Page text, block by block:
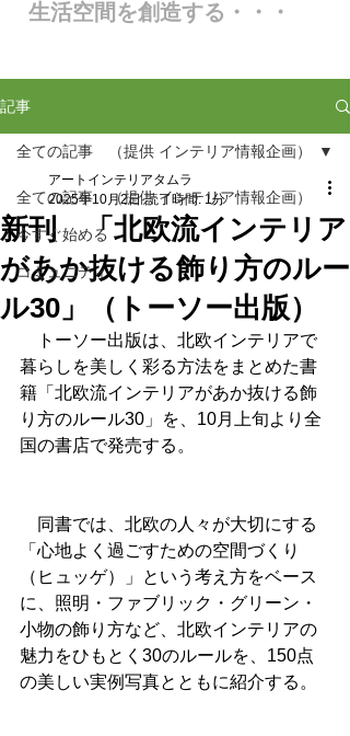
生活空間を創造する・・・
記事
全ての記事 （提供 インテリア情報企画）
今すぐ始める
コミュニティ
全ての記事 （提供 インテリア情報企画）
新刊 「北欧流インテリア
があか抜ける飾り方のルー
ル30」（トーソー出版）
アートインテリアタムラ
2025年10月2日 読了時間: 1分
トーソー出版は、北欧インテリアで
暮らしを美しく彩る方法をまとめた書
籍「北欧流インテリアがあか抜ける飾
り方のルール30」を、10月上旬より全
国の書店で発売する。
同書では、北欧の人々が大切にする
「心地よく過ごすための空間づくり
（ヒュッゲ）」という考え方をベース
に、照明・ファブリック・グリーン・
小物の飾り方など、北欧インテリアの
魅力をひもとく30のルールを、150点
の美しい実例写真とともに紹介する。